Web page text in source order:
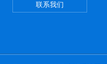
联系我们